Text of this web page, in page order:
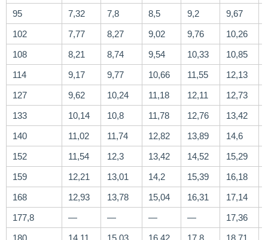
95
7,32 7,8 8,5 9,2 9,67
102
7,77 8,27 9,02 9,76 10,26
108
8,21 8,74 9,54 10,33 10,85
114
9,17 9,77 10,66 11,55 12,13
127
9,62 10,24 11,18 12,11 12,73
133
10,14 10,8 11,78 12,76 13,42
140
11,02 11,74 12,82 13,89 14,6
152
11,54 12,3 13,42 14,52 15,29
159
12,21 13,01 14,2 15,39 16,18
168
12,93 13,78 15,04 16,31 17,14
177,8
— — — — 17,36
180
14,11 15,03 16,42 17,8 18,71